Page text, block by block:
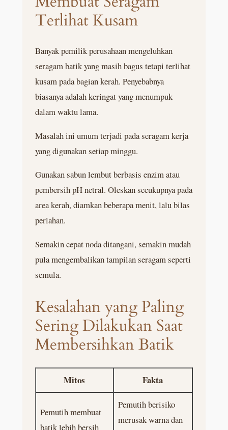
Terlihat Kusam
Banyak pemilik perusahaan mengeluhkan
seragam batik yang masih bagus tetapi terlihat
kusam pada bagian kerah. Penyebabnya
biasanya adalah keringat yang menumpuk
dalam waktu lama.
Masalah ini umum terjadi pada seragam kerja
yang digunakan setiap minggu.
Gunakan sabun lembut berbasis enzim atau
pembersih pH netral. Oleskan secukupnya pada
area kerah, diamkan beberapa menit, lalu bilas
perlahan.
Semakin cepat noda ditangani, semakin mudah
pula mengembalikan tampilan seragam seperti
semula.
Kesalahan yang Paling
Sering Dilakukan Saat
Membersihkan Batik
Mitos Fakta
Pemutih membuat
batik lebih bersih
Pemutih berisiko
merusak warna dan